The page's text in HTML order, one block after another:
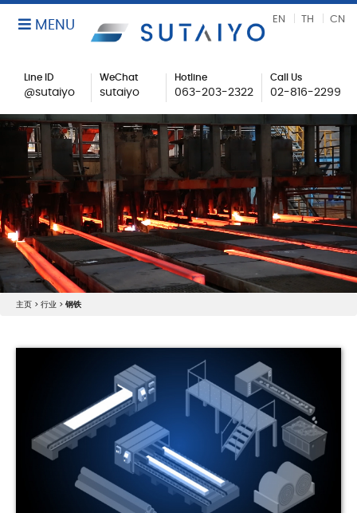
Line ID
@sutaiyo
WeChat
sutaiyo
Hotline
063-203-2322
Call Us
02-816-2299
MENU EN TH CN
主页 > 行业 > 钢铁